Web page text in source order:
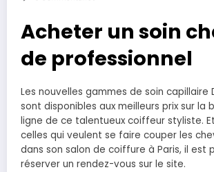
Acheter un soin
de professionnel
Les nouvelles gammes de soin capillaire
sont disponibles aux meilleurs prix sur la
ligne de ce talentueux coiffeur styliste.
celles qui veulent se faire couper les
dans son salon de coiffure à Paris, il est
réserver un rendez-vous sur le site.